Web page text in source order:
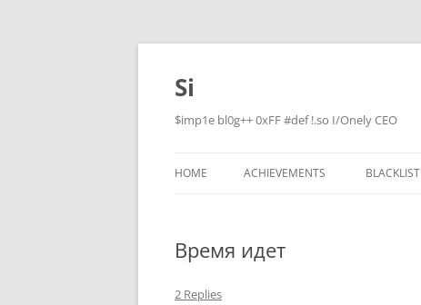
Skip
content
Si
$imp1e bl0g++ 0xFF #def !.so I/Onely CEO
HOME ACHIEVEMENTS BLACKLIST
Время идет
2 Replies